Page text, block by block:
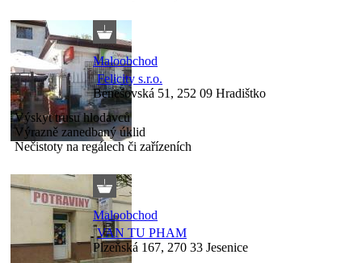
Maloobchod
Felicity s.r.o.
Benešovská 51, 252 09 Hradištko
Výskyt trusu hlodavců
Výrazně zanedbaný úklid
Nečistoty na regálech či zařízeních
Maloobchod
VAN TU PHAM
Plzeňská 167, 270 33 Jesenice